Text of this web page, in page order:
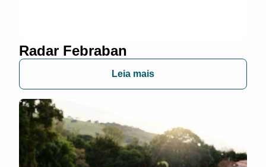
Radar Febraban
Leia mais